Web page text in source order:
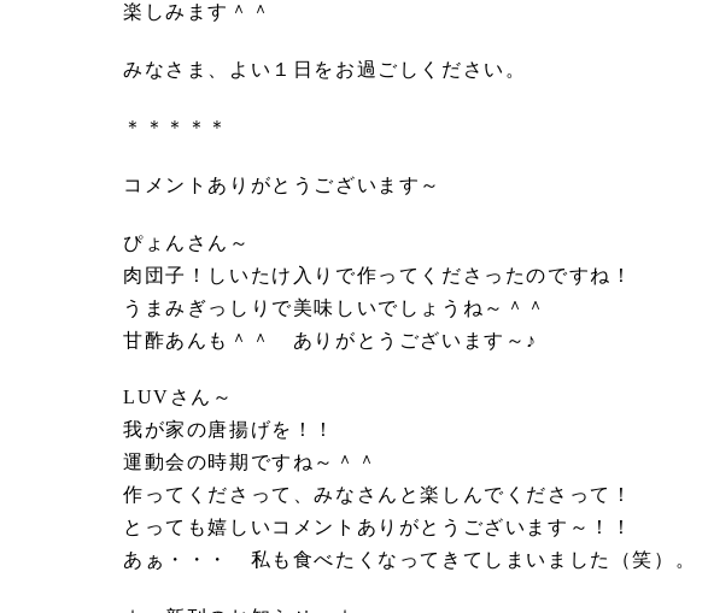
楽しみます＾＾
みなさま、よい１日をお過ごしください。
＊＊＊＊＊
コメントありがとうございます～
ぴょんさん～
肉団子！しいたけ入りで作ってくださったのですね！
うまみぎっしりで美味しいでしょうね～＾＾
甘酢あんも＾＾ ありがとうございます～♪
LUVさん～
我が家の唐揚げを！！
運動会の時期ですね～＾＾
作ってくださって、みなさんと楽しんでくださって！
とっても嬉しいコメントありがとうございます～！！
あぁ・・・ 私も食べたくなってきてしまいました（笑）。